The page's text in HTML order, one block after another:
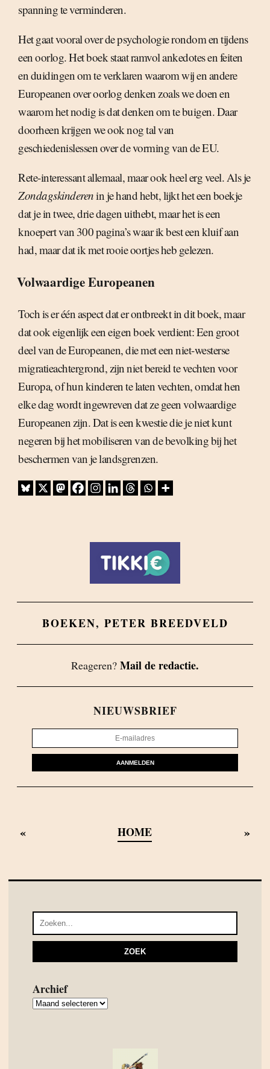
spanning te verminderen.
Het gaat vooral over de psychologie rondom en tijdens
een oorlog. Het boek staat ramvol ankedotes en feiten
en duidingen om te verklaren waarom wij en andere
Europeanen over oorlog denken zoals we doen en
waarom het nodig is dat denken om te buigen. Daar
doorheen krijgen we ook nog tal van
geschiedenislessen over de vorming van de EU.
Rete-interessant allemaal, maar ook heel erg veel. Als je
Zondagskinderenin je hand hebt, lijkt het een boekje
dat je in twee, drie dagen uithebt, maar het is een
knoepert van 300 pagina’s waar ik best een kluif aan
had, maar dat ik met rooie oortjes heb gelezen.
Volwaardige Europeanen
Toch is er één aspect dat er ontbreekt in dit boek, maar
dat ook eigenlijk een eigen boek verdient: Een groot
deel van de Europeanen, die met een niet-westerse
migratieachtergrond, zijn niet bereid te vechten voor
Europa, of hun kinderen te laten vechten, omdat hen
elke dag wordt ingewreven dat ze geen volwaardige
Europeanen zijn. Dat is een kwestie die je niet kunt
negeren bij het mobiliseren van de bevolking bij het
beschermen van je landsgrenzen.
BOEKEN, PETER BREEDVELD
Reageren? Mail de redactie.
NIEUWSBRIEF
AANMELDEN
« HOME »
Archief
Archief